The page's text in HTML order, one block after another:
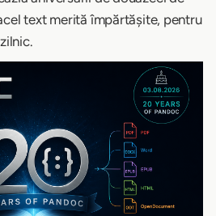
text merită împărtășite, pentru